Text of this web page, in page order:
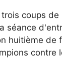
coups
séance
huitième de
contre